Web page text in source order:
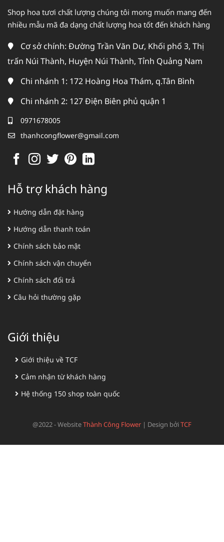
Shop hoa tươi chất lượng chúng tôi mong muốn mang đến
nhiều mẫu mã đa dạng chất lượng hoa tốt đến khách hàng
Cơ sở chính: Đường Trần Văn Dư, Khối phố 3, Thị
trấn Núi Thành, Huyện Núi Thành, Tỉnh Quảng Nam
Chi nhánh 1: 172 Hoàng Hoa Thám, q.Tân Bình
Chi nhánh 2: 127 Điện Biên phủ quận 1
0971678005
thanhcongflower@gmail.com
Hỗ trợ khách hàng
Hướng dẫn đặt hàng
Hướng dẫn thanh toán
Chính sách bảo mật
Chính sách vận chuyển
Chính sách đổi trả
Câu hỏi thường gặp
Giới thiệu
Giới thiệu về TCF
Cảm nhận từ khách hàng
Hệ thống 150 shop toàn quốc
@2022 - WebsiteThành Công Flower | Design bởiTCF